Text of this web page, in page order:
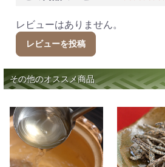
レビューはありません。
レビューを投稿
その他のオススメ商品